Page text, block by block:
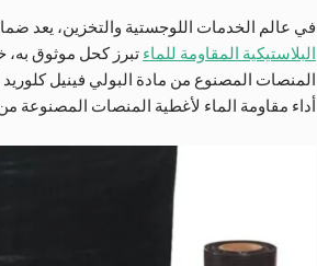
في عالم الخدمات اللوجستية والتخزين، يعد ضمان
البلاستيكية المقاومة للماء تبرز كحل موثوق به،
المنصات المصنوع من مادة البولي فينيل
أداء مقاومة الماء لأغطية المنصات